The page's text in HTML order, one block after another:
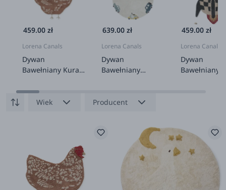
459.00 zł
Lorena Canals
Dywan
Bawełniany Kura
639.00 zł
Lorena Canals
Dywan
Bawełniany
459.00 zł
Lorena Canals
Dywan
Bawełniany
Wiek
Producent